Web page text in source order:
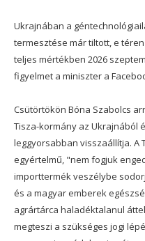
Ukrajnában a
termesztése már tiltott, e
teljes mértékben 2026
figyelmet a miniszter a
Csütörtökön Bóna Szabolcs
Tisza-kormány az Ukrajnából
leggyorsabban visszaállítja. A
egyértelmű, "nem fogjuk
importtermék veszélybe
és a magyar emberek
agrártárca haladéktalanul
megteszi a szükséges jogi